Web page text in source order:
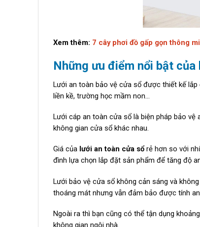
Xem thêm: 7 cây phơi đồ gấp gọn thông
Những ưu điểm nổi bật
Lưới an toàn bảo vệ cửa sổ được thiết kế
liền kề, trường học mầm non…
Lưới cáp an toàn cửa sổ là biện pháp bảo
không gian cửa sổ khác nhau.
Giá của lưới an toàn cửa sổ rẻ hơn so với
đình lựa chọn lắp đặt sản phẩm để tăng độ
Lưới bảo vệ cửa sổ không cản sáng và
thoáng mát nhưng vẫn đảm bảo được tính
Ngoài ra thì bạn cũng có thể tận dụng
không gian ngôi nhà.